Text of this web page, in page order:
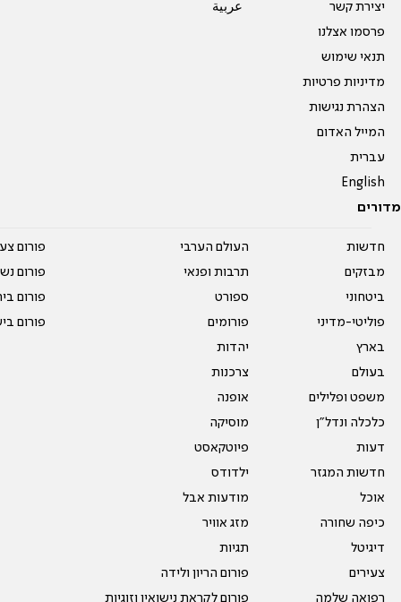
יצירת קשר
פרסמו אצלנו
תנאי שימוש
מדיניות פרטיות
הצהרת נגישות
המייל האדום
עברית
English
عربية
מדורים
חדשות
מבזקים
ביטחוני
פוליטי-מדיני
בארץ
בעולם
משפט ופלילים
כלכלה ונדל"ן
דעות
חדשות המגזר
אוכל
כיפה שחורה
דיגיטל
צעירים
רפואה שלמה
העולם הערבי
תרבות ופנאי
ספורט
פורומים
יהדות
צרכנות
אופנה
מוסיקה
פיוטקאסט
ילדודס
מודעות אבל
מזג אוויר
תגיות
פורום הריון ולידה
פורום לקראת נישואין וזוגיות
פורום
פורום
פורום
פורום